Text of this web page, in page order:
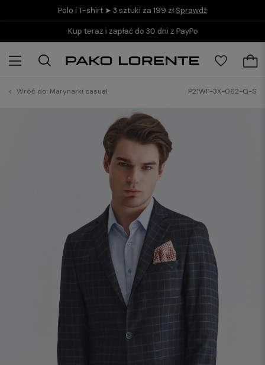
Polo i T-shirt ➤ 3 sztuki za 199 zł Sprawdź
Kup teraz i zapłać do 30 dni z PayPo
Wróć do: Marynarki casual P21WF-3X-062-G-S